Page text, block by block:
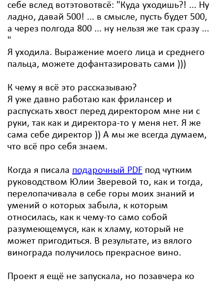
себе вслед вотэтовотвсё: "Куда уходишь?! ... Ну
ладно, давай 500! ... в смысле, пусть будет 500,
а через полгода 800 ... ну нельзя же так сразу ...
"
Я уходила. Выражение моего лица и среднего
пальца, можете дофантазировать сами )))
К чему я всё это рассказываю?
Я уже давно работаю как фрилансер и
распускать хвост перед директором мне ни с
руки, так как и директора-то у меня нет. Я же
сама себе директор )) А мы же всегда думаем,
что всё про себя знаем.
Когда я писала подарочный PDF под чутким
руководством Юлии Зверевой то, как и тогда,
перелопачивала в себе горы моих знаний и
умений о которых забыла, к которым
относилась, как к чему-то само собой
разумеющемуся, как к хламу, который не
может пригодиться. В результате, из вялого
винограда получилось прекрасное вино.
Проект я ещё не запускала, но позавчера ко